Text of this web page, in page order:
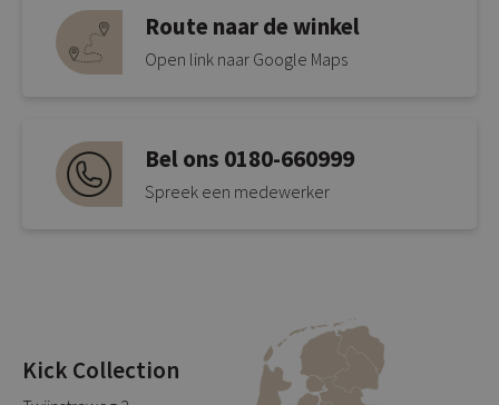
Route naar de winkel
Open link naar Google Maps
Bel ons 0180-660999
Spreek een medewerker
Kick Collection